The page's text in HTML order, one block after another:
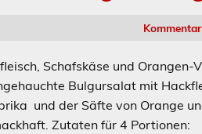
Schafskäse und Orangen-
Bulgursalat mit
und der Säfte von Orange
Zutaten für 4